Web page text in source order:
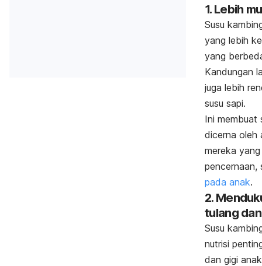
1. Lebih
Susu
yang lebih
yang
Kandungan
juga lebih
susu sapi.
Ini membuat
dicerna oleh
mereka
pada anak.
2.
tulang
Susu
nutrisi
dan gigi